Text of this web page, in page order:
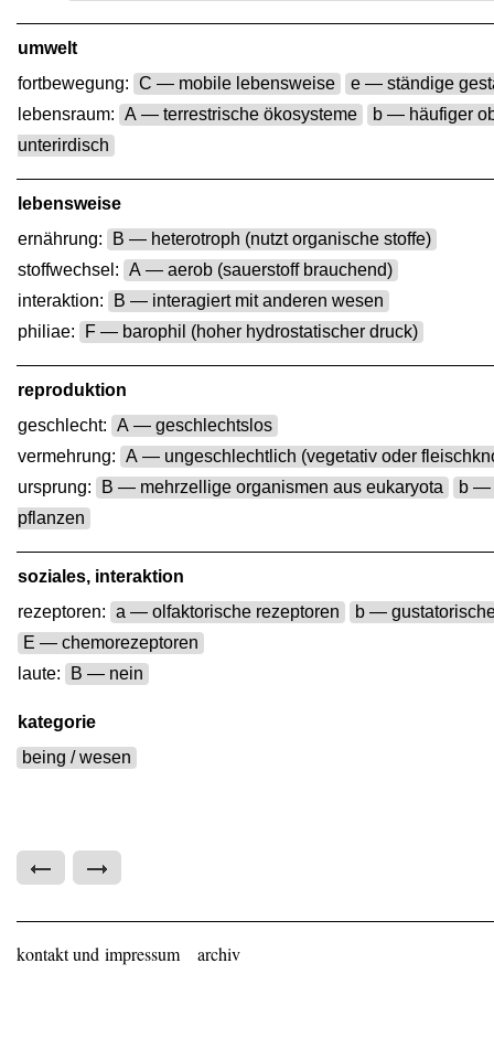
umwelt
fortbewegung: C — mobile lebensweise
e — ständige
lebensraum: A — terrestrische ökosysteme
b — häufiger
unterirdisch
lebensweise
ernährung:
B — heterotroph (nutzt organische stoffe)
stoffwechsel: A — aerob (sauerstoff brauchend)
interaktion:
B — interagiert mit anderen wesen
philiae:
F — barophil (hoher hydrostatischer druck)
reproduktion
geschlecht: A — geschlechtslos
vermehrung: A — ungeschlechtlich (vegetativ oder
ursprung:
B — mehrzellige organismen aus eukaryota
b —
pflanzen
soziales, interaktion
rezeptoren: a — olfaktorische rezeptoren
b —
E — chemorezeptoren
laute:
B — nein
kategorie
being / wesen
kontakt und impressum archiv